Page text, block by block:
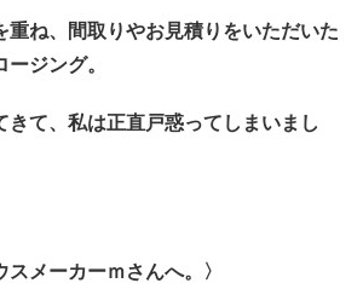
重ね、間取りやお見積りをいただいた
ージング。
きて、私は正直戸惑ってしまいまし
スメーカーｍさんへ。〉